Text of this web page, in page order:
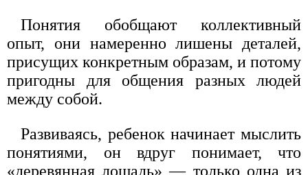
Понятия обобщают коллективный
опыт, они намеренно лишены деталей,
присущих конкретным образам, и потому
пригодны для общения разных людей
между собой.
Развиваясь, ребенок начинает мыслить
понятиями, он вдруг понимает, что
«деревянная лошадь» — только одна из